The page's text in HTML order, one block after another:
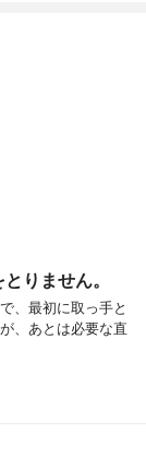
りません。
、最初に取っ手と
、あとは必要な直